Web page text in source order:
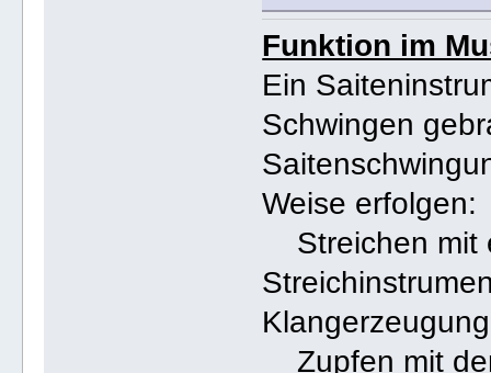
Funktion im
Ein
Schwingen
Weise erfolgen:
Streichen mit
Zupfen mit